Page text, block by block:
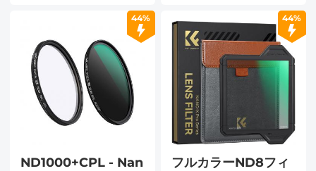
44%
ND1000+CPL - Nan
44%
フルカラーND8フィ